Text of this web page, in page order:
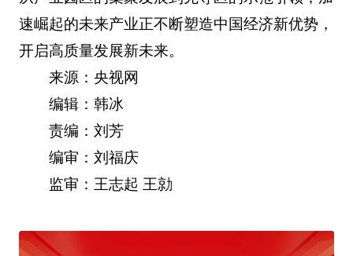
速崛起的未来产业正不断塑造中国经济新优势，
开启高质量发展新未来。
来源：央视网
编辑：韩冰
责编：刘芳
编审：刘福庆
监审：王志起 王勍